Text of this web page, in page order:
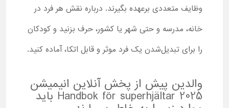
وظایف متعددی برعهده بگیرند. درباره نقش هر فرد در
خانه، مدرسه و حتی شهر یا کشور، حرف بزنید و کودکان
را برای تبدیل‌شدن یک فرد موثر و قابل اتکا، آماده کنید.
والدین پیش از پخش آنلاین انیمیشن
Handbok för superhjältar 2025 باید